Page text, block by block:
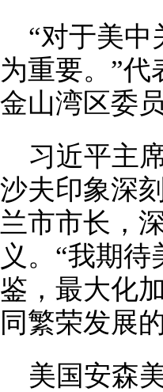
“对于美
为重要。”代
金山湾区委
习近平主
沙夫印象深
兰市市长，
义。“我期
鉴，最大化
同繁荣发展
美国安森